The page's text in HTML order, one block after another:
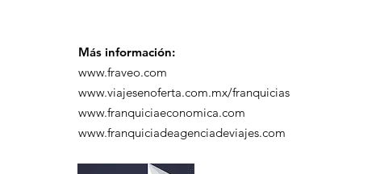
Más información:
www.fraveo.com
www.viajesenoferta.com.mx/franquicias
www.franquiciaeconomica.com
www.franquiciadeagenciadeviajes.com